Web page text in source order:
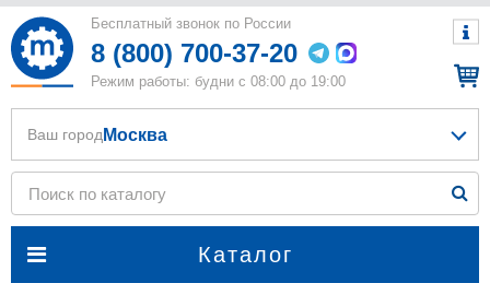
Бесплатный звонок по России
8 (800) 700-37-20
Режим работы: будни с 08:00 до 19:00
Каталог
Ваш город Москва